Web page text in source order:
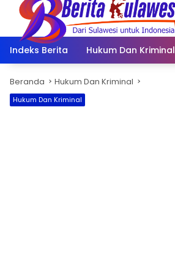
Langsung
konten
Indeks Berita
Hukum Dan Kriminal
Beranda Hukum Dan Kriminal
Hukum Dan Kriminal